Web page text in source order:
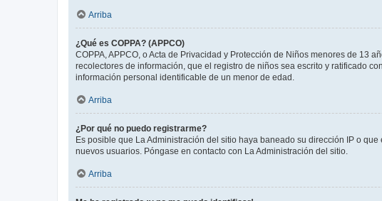
Arriba
¿Qué es COPPA? (APPCO)
COPPA, APPCO, o Acta de Privacidad y Protección de Niños menores de 13
recolectores de información, que el registro de niños sea escrito y ratificado
información personal identificable de un menor de edad.
Arriba
¿Por qué no puedo registrarme?
Es posible que La Administración del sitio haya baneado su dirección IP o
nuevos usuarios. Póngase en contacto con La Administración del sitio.
Arriba